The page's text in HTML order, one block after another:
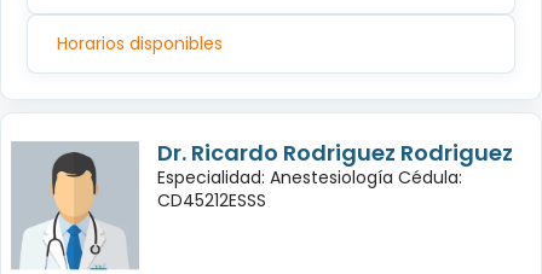
Horarios disponibles
Dr. Ricardo Rodriguez Rodriguez
Especialidad: Anestesiología Cédula:
CD45212ESSS